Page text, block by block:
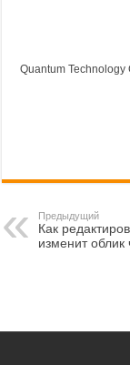
Quantum Technology
Предыдущий
Как
изменит облик